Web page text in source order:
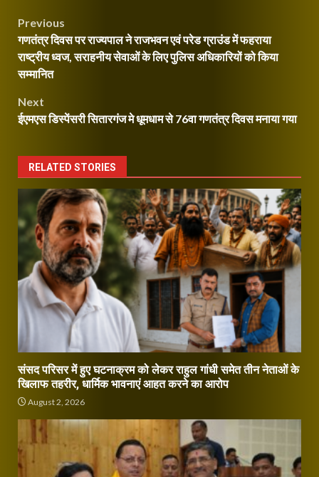
Continue
Reading
Post
navigation
Previous
गणतंत्र दिवस पर राज्यपाल ने राजभवन एवं परेड ग्राउंड में फहराया
राष्ट्रीय ध्वज, सराहनीय सेवाओं के लिए पुलिस अधिकारियों को किया
सम्मानित
Next
ईएमएस डिस्पेंसरी सितारगंज मे धूमधाम से 76वा गणतंत्र दिवस मनाया गया
RELATED STORIES
संसद परिसर में हुए घटनाक्रम को लेकर राहुल गांधी समेत तीन नेताओं के
खिलाफ तहरीर, धार्मिक भावनाएं आहत करने का आरोप
August 2, 2026